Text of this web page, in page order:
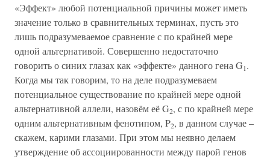
«Эффект» любой потенциальной причины может иметь
значение только в сравнительных терминах, пусть это
лишь подразумеваемое сравнение с по крайней мере
одной альтернативой. Совершенно недостаточно
говорить о синих глазах как «эффекте» данного гена G1.
Когда мы так говорим, то на деле подразумеваем
потенциальное существование по крайней мере одной
альтернативной аллели, назовём её G2, с по крайней мере
одним альтернативным фенотипом, P2, в данном случае –
скажем, карими глазами. При этом мы неявно делаем
утверждение об ассоциированности между парой генов